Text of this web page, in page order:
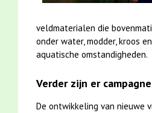
veldmaterialen die
onder water, modder, kroos
aquatische omstandigheden.
Verder zijn er
De ontwikkeling van nieuwe